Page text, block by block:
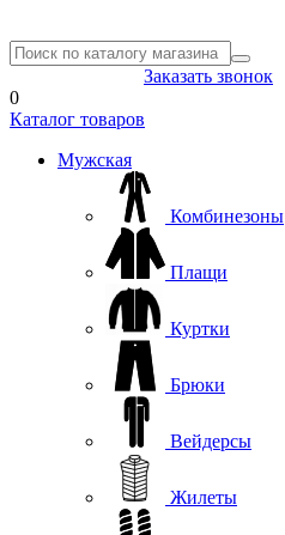
Заказать звонок
0
Каталог товаров
Мужская
Комбинезоны
Плащи
Куртки
Брюки
Вейдерсы
Жилеты